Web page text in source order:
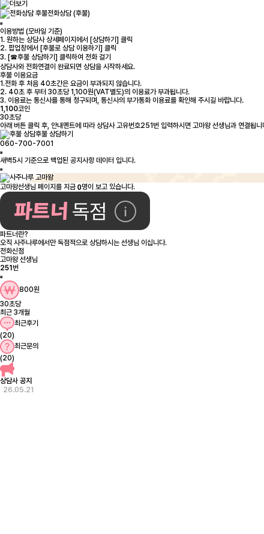
전화상담 (후불)
이용방법 (모바일 기준)
1. 원하는 상담사 상세페이지에서 [상담하기] 클릭
2. 팝업창에서 [후불로 상담 이용하기] 클릭
3. [☎후불 상담하기] 클릭하여 전화 걸기
상담사와 전화연결이 완료되면 상담을 시작하세요.
후불 이용요금
1.전화 후 처음 40초간은 요금이 부과되지 않습니다.
2. 40초 후 부터 30초당 1,100원(VAT별도)의 이용료가 부과됩니다.
3. 이용료는 통신사를 통해 청구되며, 통신사의 부가통화 이용료를 확인해 주시길 바랍니다.
1,100코인
30초당
아래 버튼 클릭 후, 안내멘트에 따라 상담사 고유번호251번 입력하시면 고마왕 선생님과 연결됩니
후불 상담하기
060-700-7001
고마왕선생님 페이지를 지금 0명이 보고 있습니다.
파트너란?
오직 사주나루에서만 독점적으로 상담하시는 선생님 이십니다.
전화신점
고마왕 선생님
251 번
800원
30초당
최근 3개월
최근후기
(20)
최근문의
(20)
상담사 공지
26.05.21